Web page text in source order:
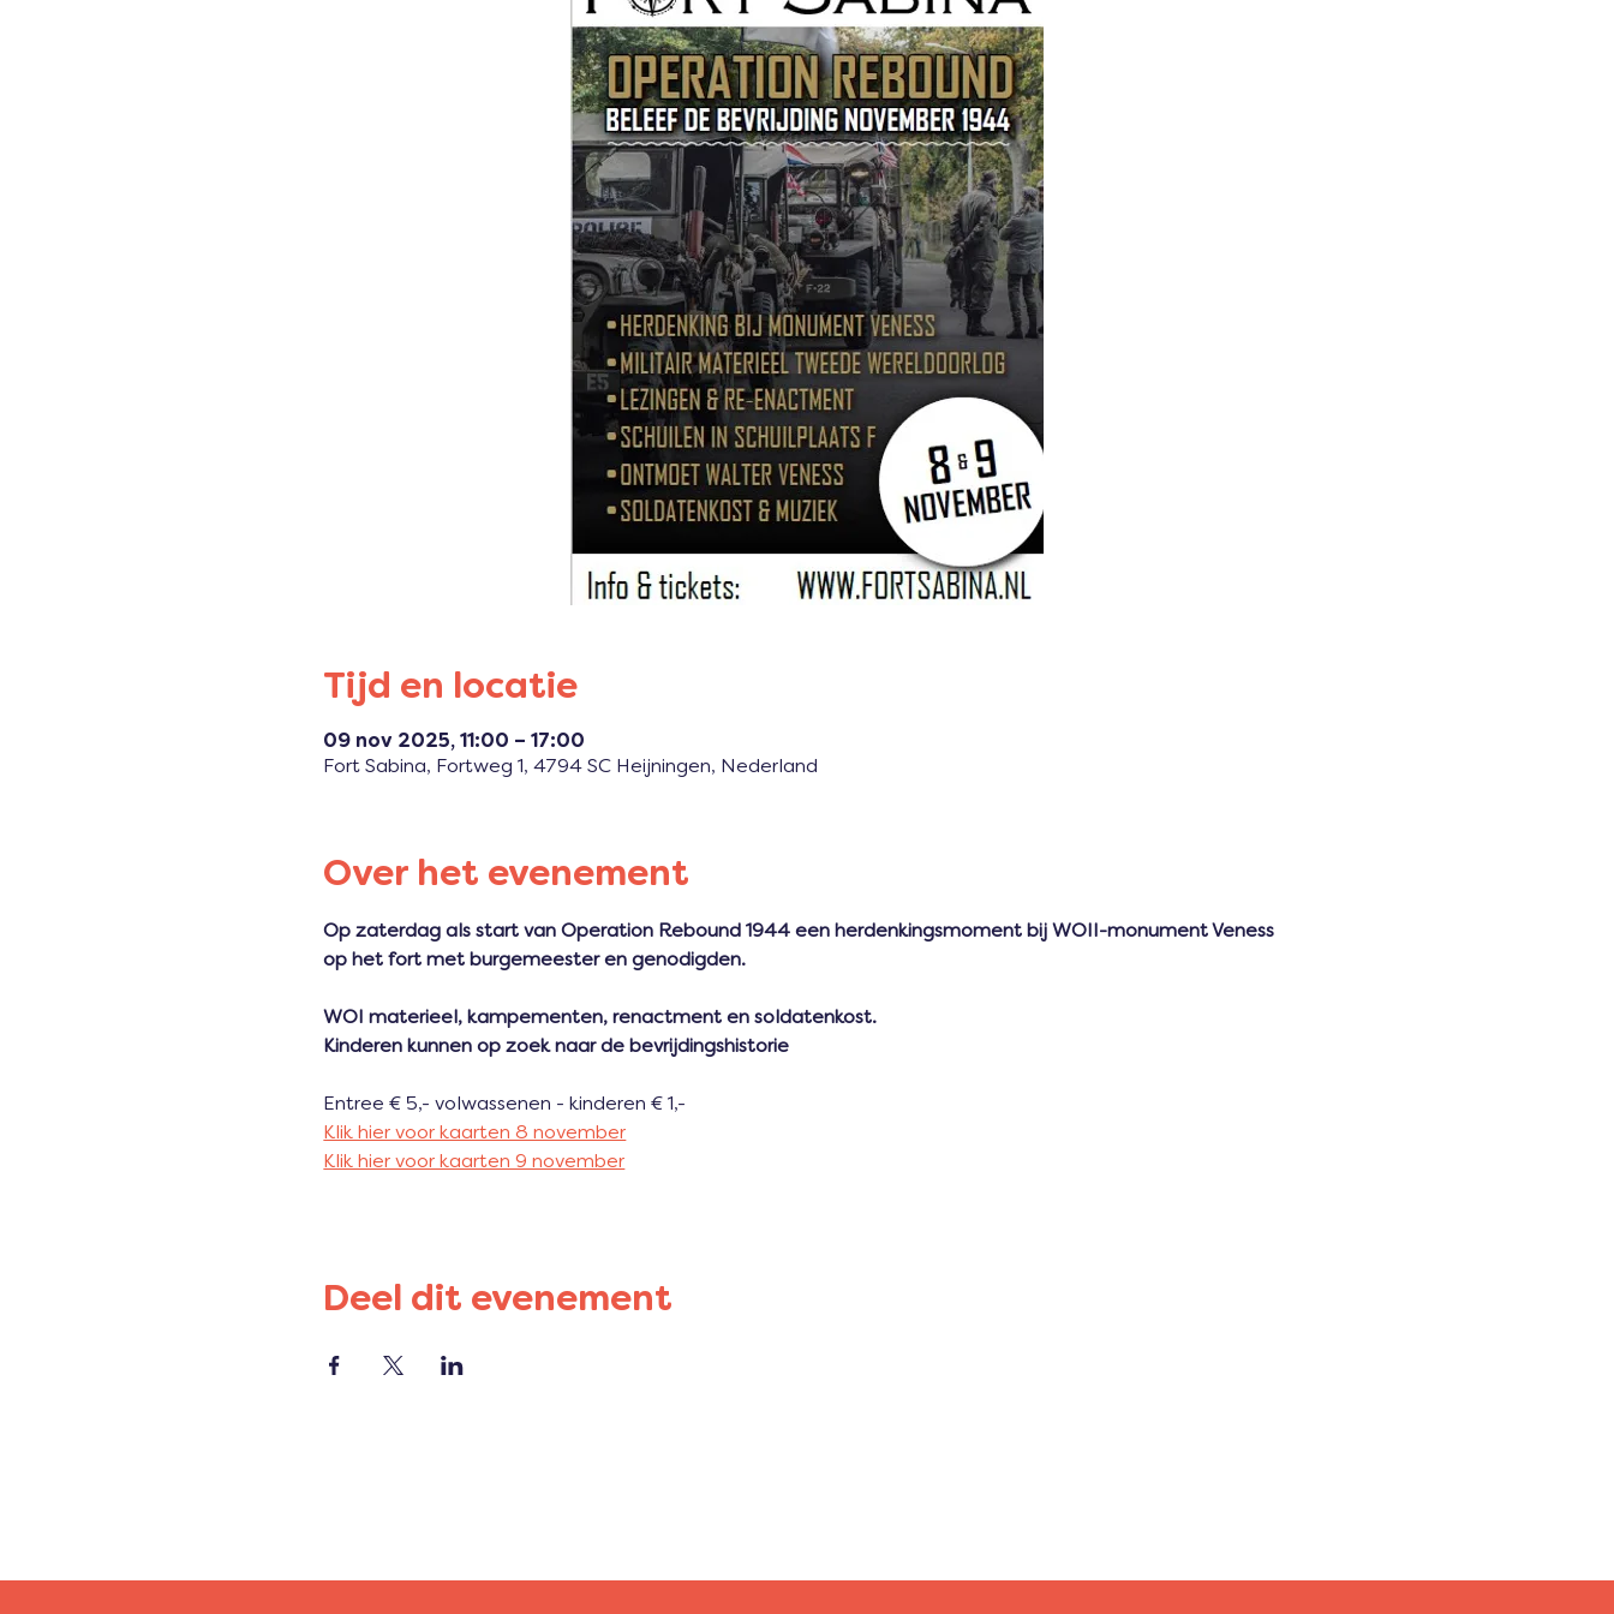
Tijd en locatie
09 nov 2025, 11:00 – 17:00
Fort Sabina, Fortweg 1, 4794 SC Heijningen, Nederland
Over het evenement
Op zaterdag als start van Operation Rebound 1944 een herdenkingsmoment bij WOII-monument Veness
op het fort met burgemeester en genodigden.
WOI materieel, kampementen, renactment en soldatenkost.
Kinderen kunnen op zoek naar de bevrijdingshistorie
Entree € 5,- volwassenen - kinderen € 1,-
Klik hier voor kaarten 8 november
Klik hier voor kaarten 9 november
Deel dit evenement